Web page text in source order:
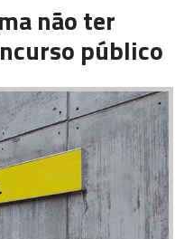
não ter
público